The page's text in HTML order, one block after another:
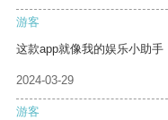
游客
这款app就像我的娱乐小助手
2024-03-29
游客